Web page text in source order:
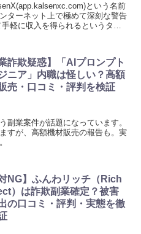
という名前
ターネット上で極めて深刻な警告
軽に収入を得られるというタス
詐欺疑惑】「AIプロンプト
ニア」内職は怪しい？高額
売・口コミ・評判を検証
副業案件が話題になっています。
すが、高額機材販売の報告も。実
対NG】ふんわリッチ（Rich
）は詐欺副業確定？被害
の口コミ・評判・実態を徹